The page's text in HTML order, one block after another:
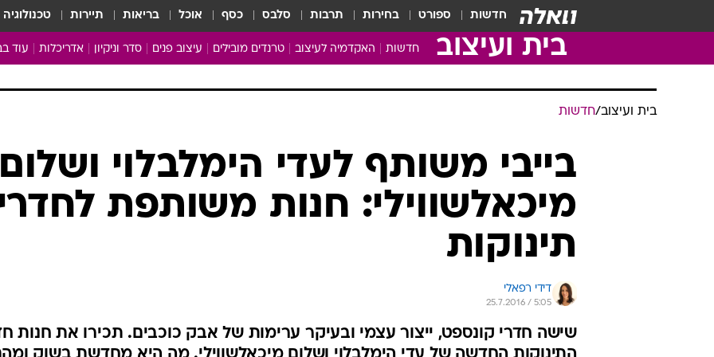
חדשות ספורט בחירות תרבות סלבס כסף אוכל בריאות תיירות טכנולוגיה
בית ועיצוב חדשות האקדמיה לעיצוב טרנדים מובילים עיצוב פנים סדר וניקיון
טיפים של ניקיון
מדריך הניקיון
Baby Care
מכבסים תולים
אדריכלות עוד
כתבו
בית ועיצוב/חדשות
בייבי משותף לעדי הימלבלוי
מיכאלשווילי: חנות משותפת
תינוקות
דידי רפאלי
25.7.2016 / 5:05
שישה חדרי קונספט, ייצור עצמי ובעיקר ערימות של אבק כוכבים. תכירו את חנות